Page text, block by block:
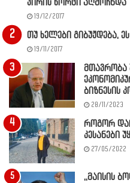
ვირის ხორცი აღმოჩნდა
19/12/2017
თუ ხელები გიბუჟდება,
19/11/2017
მთავრობა
ბიზნესის
28/11/2023
როგორ
კესანები
27/05/2022
,,მაისის